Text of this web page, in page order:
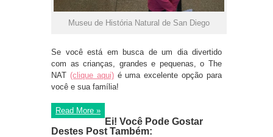
Museu de História Natural de San Diego
Se você está em busca de um dia divertido
com as crianças, grandes e pequenas, o The
NAT (clique aqui)é uma excelente opção para
você e sua família!
Read More »
Ei! Você Pode Gostar
Destes Post Também: